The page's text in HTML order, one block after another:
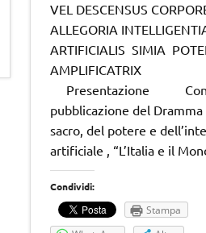
VEL DESCENSUS
ALLEGORIA
ARTIFICIALIS SIMIA
Presentazione Con
pubblicazione del
sacro, del potere e
artificiale , “L’Italia e il
Condividi:
Stampa